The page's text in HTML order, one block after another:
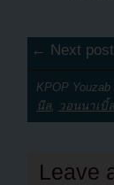
← Next post
KPOP
นีล, วอนนาเบิ้ล
Leave